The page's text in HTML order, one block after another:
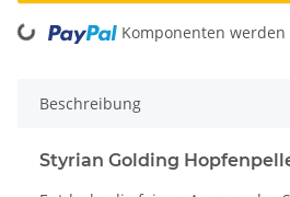
Loading... Komponenten werden
Beschreibung
Styrian Golding